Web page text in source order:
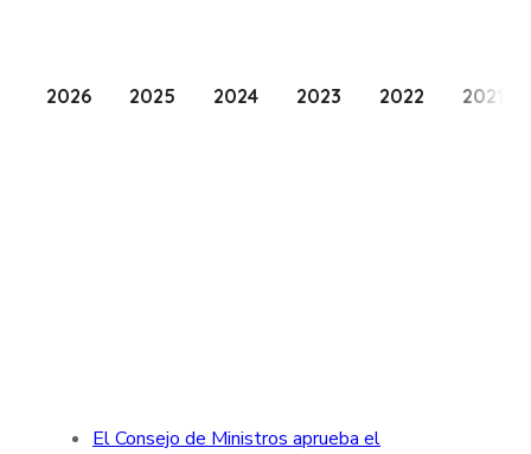
2026 2025 2024 2023 2022 2021
El Consejo de Ministros aprueba el